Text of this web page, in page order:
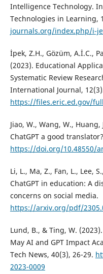
Intelligence Technology.
Technologies in Learning,
journals.org/index.php/i-
İpek, Z.H., Gözüm, A.İ.C.,
(2023). Educational
Systematic Review
International Journal,
https://files.eric.ed.gov/
Jiao, W., Wang, W.,
ChatGPT a good
https://doi.org/10.48550/
Li, L., Ma, Z., Fan, L., Lee,
ChatGPT in education: A
concerns on social media.
https://arxiv.org/pdf/
Lund, B., & Ting, W.
May AI and GPT Impact
Tech News, 40(3), 26-29.
2023-0009